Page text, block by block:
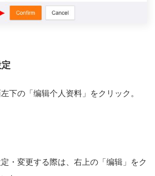
下の「编辑个人资料」をクリック。
・変更する際は、右上の「编辑」をク